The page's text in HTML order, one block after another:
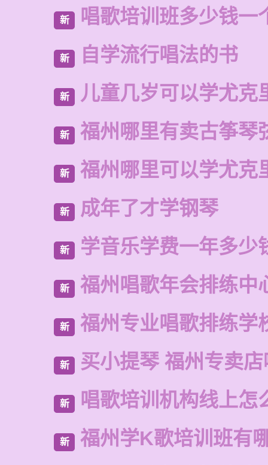
新 唱歌培训班多少钱一
新 自学流行唱法的书
新 儿童几岁可以学尤克
新 福州哪里有卖古筝琴
新 福州哪里可以学尤克
新 成年了才学钢琴
新 学音乐学费一年多少
新 福州唱歌年会排练中
新 福州专业唱歌排练学
新 买小提琴 福州专卖
新 唱歌培训机构线上怎
新 福州学K歌培训班有